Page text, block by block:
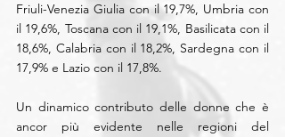
Friuli-Venezia Giulia con il 19,7%, Umbria con
il 19,6%, Toscana con il 19,1%, Basilicata con il
18,6%, Calabria con il 18,2%, Sardegna con il
17,9% e Lazio con il 17,8%.
Un dinamico contributo delle donne che è
ancor più evidente nelle regioni del